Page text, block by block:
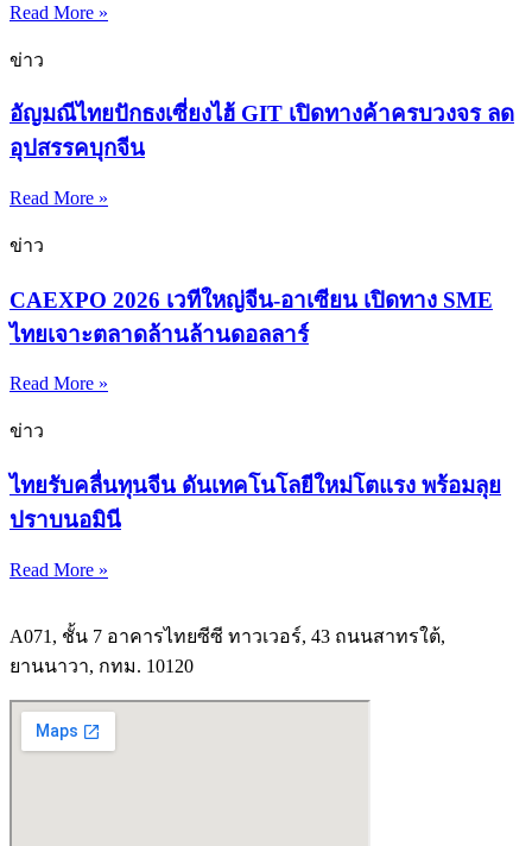
Read More »
ข่าว
อัญมณีไทยปักธงเซี่ยงไฮ้ GIT เปิดทางค้าครบวงจร ลด
อุปสรรคบุกจีน
Read More »
ข่าว
CAEXPO 2026 เวทีใหญ่จีน-อาเซียน เปิดทาง SME
ไทยเจาะตลาดล้านล้านดอลลาร์
Read More »
ข่าว
ไทยรับคลื่นทุนจีน ดันเทคโนโลยีใหม่โตแรง พร้อมลุย
ปราบนอมินี
Read More »
A071, ชั้น 7 อาคารไทยซีซี ทาวเวอร์, 43 ถนนสาทรใต้,
ยานนาวา, กทม. 10120